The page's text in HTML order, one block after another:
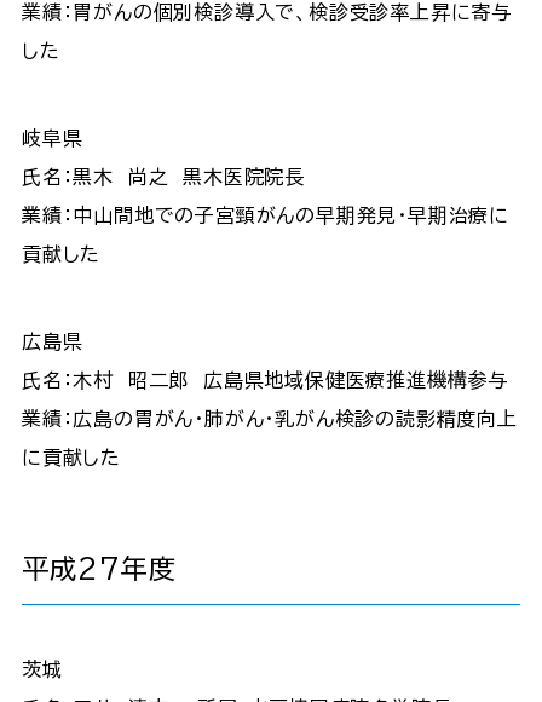
業績：胃がんの個別検診導入で、検診受診率上昇に寄与
した
岐阜県
氏名：黒木 尚之 黒木医院院長
業績：中山間地での子宮頸がんの早期発見・早期治療に
貢献した
広島県
氏名：木村 昭二郎 広島県地域保健医療推進機構参与
業績：広島の胃がん・肺がん・乳がん検診の読影精度向上
に貢献した
平成27年度
茨城